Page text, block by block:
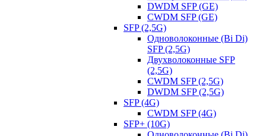
DWDM SFP (GE)
CWDM SFP (GE)
SFP (2,5G)
Одноволоконные (Bi Di)
SFP (2,5G)
Двухволоконные SFP
(2,5G)
CWDM SFP (2,5G)
DWDM SFP (2,5G)
SFP (4G)
CWDM SFP (4G)
SFP+ (10G)